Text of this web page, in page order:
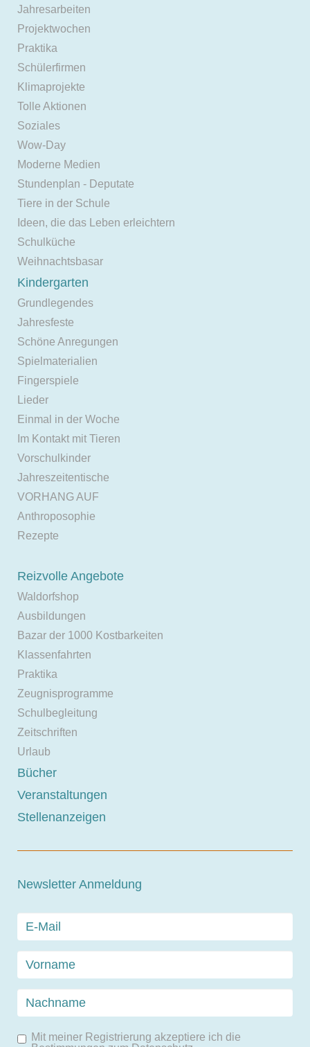
Jahresarbeiten
Projektwochen
Praktika
Schülerfirmen
Klimaprojekte
Tolle Aktionen
Soziales
Wow-Day
Moderne Medien
Stundenplan - Deputate
Tiere in der Schule
Ideen, die das Leben erleichtern
Schulküche
Weihnachtsbasar
Kindergarten
Grundlegendes
Jahresfeste
Schöne Anregungen
Spielmaterialien
Fingerspiele
Lieder
Einmal in der Woche
Im Kontakt mit Tieren
Vorschulkinder
Jahreszeitentische
VORHANG AUF
Anthroposophie
Rezepte
Reizvolle Angebote
Waldorfshop
Ausbildungen
Bazar der 1000 Kostbarkeiten
Klassenfahrten
Praktika
Zeugnisprogramme
Schulbegleitung
Zeitschriften
Urlaub
Bücher
Veranstaltungen
Stellenanzeigen
Newsletter Anmeldung
Mit meiner Registrierung akzeptiere ich die